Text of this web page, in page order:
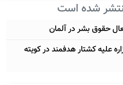
شده است
حقوق بشر در آلمان
علیه کشتار هدفمند در کویته